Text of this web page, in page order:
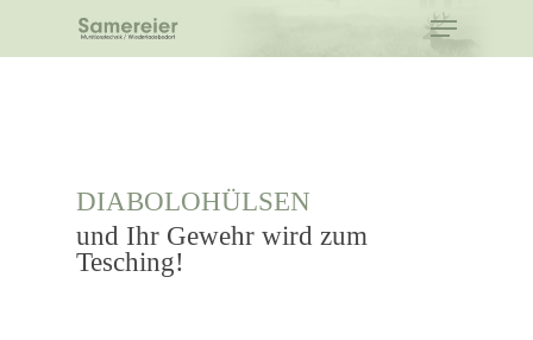
Menu
DIABOLOHÜLSEN
und Ihr Gewehr wird zum
Tesching!